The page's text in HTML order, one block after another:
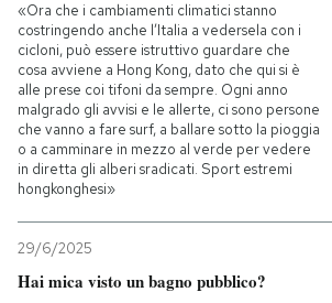
«Ora che i cambiamenti climatici stanno
costringendo anche l’Italia a vedersela con i
cicloni, può essere istruttivo guardare che
cosa avviene a Hong Kong, dato che qui si è
alle prese coi tifoni da sempre. Ogni anno
malgrado gli avvisi e le allerte, ci sono persone
che vanno a fare surf, a ballare sotto la pioggia
o a camminare in mezzo al verde per vedere
in diretta gli alberi sradicati. Sport estremi
hongkonghesi»
29/6/2025
Hai mica visto un bagno pubblico?